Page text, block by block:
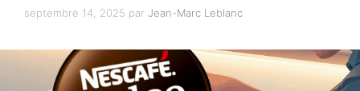
septembre 14, 2025 par Jean-Marc Leblanc